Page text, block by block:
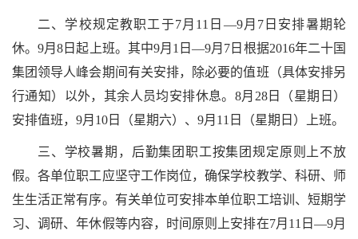
二、学校规定教职工于7月11日—9月7日安排暑期轮
休。9月8日起上班。其中9月1日—9月7日根据2016年二十国
集团领导人峰会期间有关安排，除必要的值班（具体安排另
行通知）以外，其余人员均安排休息。8月28日（星期日）
安排值班，9月10日（星期六）、9月11日（星期日）上班。
三、学校暑期，后勤集团职工按集团规定原则上不放
假。各单位职工应坚守工作岗位，确保学校教学、科研、师
生生活正常有序。有关单位可安排本单位职工培训、短期学
习、调研、年休假等内容，时间原则上安排在7月11日—9月